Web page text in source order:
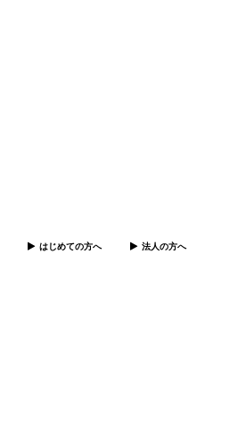
はじめての方へ 法人の方へ